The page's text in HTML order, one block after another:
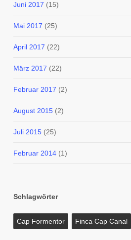
Juni 2017 (15)
Mai 2017 (25)
April 2017 (22)
März 2017 (22)
Februar 2017 (2)
August 2015(2)
Juli 2015(25)
Februar 2014(1)
Schlagwörter
Cap Formentor Finca Cap Canal